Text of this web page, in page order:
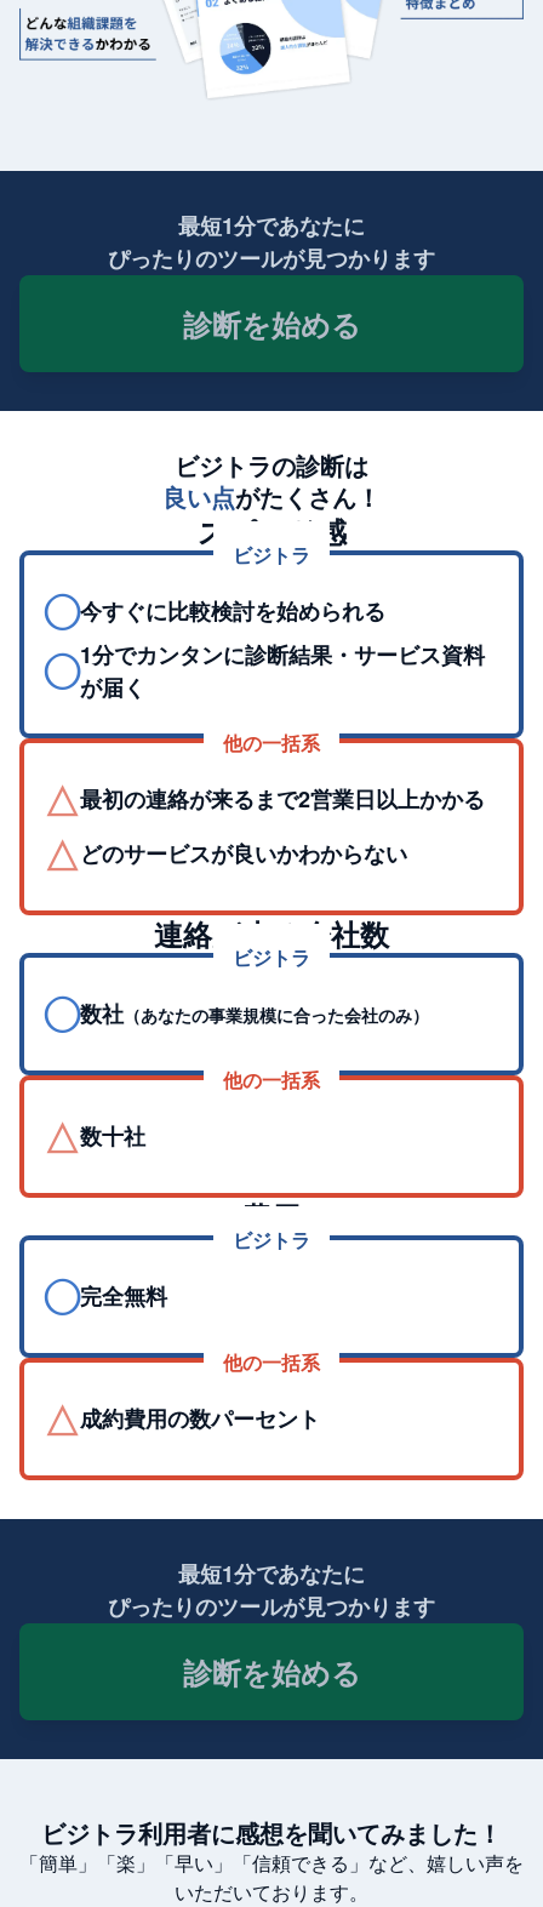
最短1分であなたに
ぴったりのツールが見つかります
診断を始める
ビジトラの診断は
良い点がたくさん！
スピード感
ビジトラ
◯今すぐに比較検討を始められる
◯1分でカンタンに診断結果・サービス資料
が届く
他の一括系
△最初の連絡が来るまで2営業日以上かかる
△どのサービスが良いかわからない
連絡が来る会社数
ビジトラ
◯数社 （あなたの事業規模に合った会社のみ）
他の一括系
△数十社
費用
ビジトラ
◯完全無料
他の一括系
△成約費用の数パーセント
最短1分であなたに
ぴったりのツールが見つかります
診断を始める
ビジトラ利用者に感想を聞いてみました！
「簡単」「楽」「早い」「信頼できる」など、嬉しい声を
いただいております。